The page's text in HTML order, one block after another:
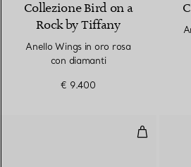
Collezione Bird on a
Rock by Tiffany
Anello Wings in oro rosa
con diamanti
€ 9.400
Anello a